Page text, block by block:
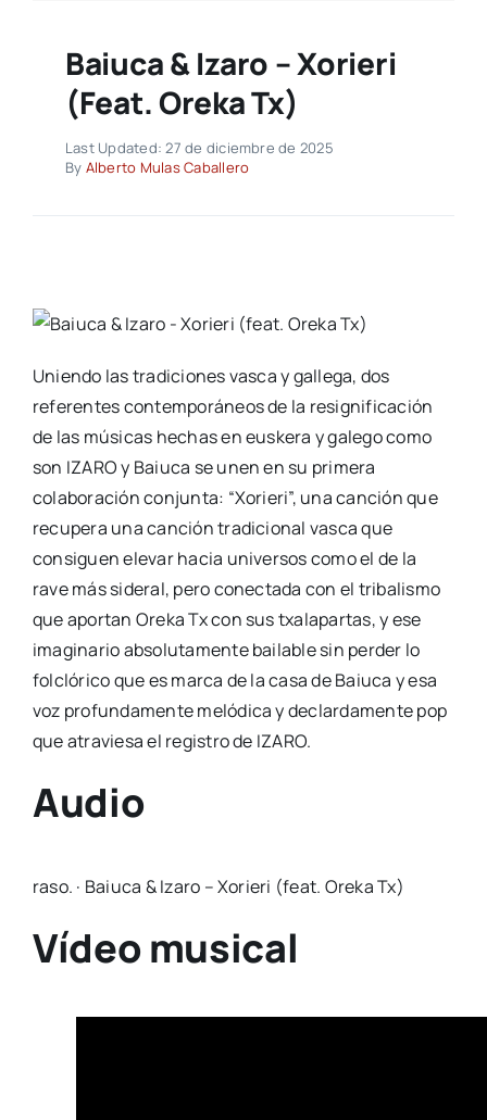
Baiuca & Izaro – Xorieri
(feat. Oreka Tx)
Last Updated: 27 de diciembre de 2025
By Alberto Mulas Caballero
Uniendo las tradiciones vasca y gallega, dos
referentes contemporáneos de la resignificación
de las músicas hechas en euskera y galego como
son IZARO y Baiuca se unen en su primera
colaboración conjunta: “Xorieri”, una canción que
recupera una canción tradicional vasca que
consiguen elevar hacia universos como el de la
rave más sideral, pero conectada con el tribalismo
que aportan Oreka Tx con sus txalapartas, y ese
imaginario absolutamente bailable sin perder lo
folclórico que es marca de la casa de Baiuca y esa
voz profundamente melódica y declardamente pop
que atraviesa el registro de IZARO.
Audio
raso. · Baiuca & Izaro – Xorieri (feat. Oreka Tx)
Vídeo musical